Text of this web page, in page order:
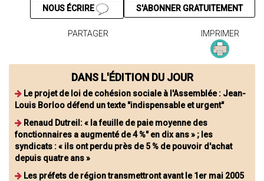
S'ABONNER GRATUITEMENT
NOUS ÉCRIRE
PARTAGER IMPRIMER
DANS L'ÉDITION DU JOUR
Le projet de loi de cohésion sociale à l'Assemblée : Jean-
Louis Borloo défend un texte "indispensable et urgent"
Renaud Dutreil: « la feuille de paie moyenne des
fonctionnaires a augmenté de 4 %" en dix ans » ; les
syndicats : « ils ont perdu près de 5 % de pouvoir d'achat
depuis quatre ans »
Les préfets de région transmettront avant le 1er mai 2005